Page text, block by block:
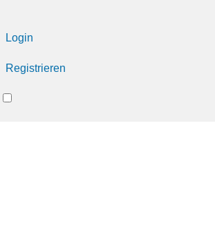
Login
Registrieren